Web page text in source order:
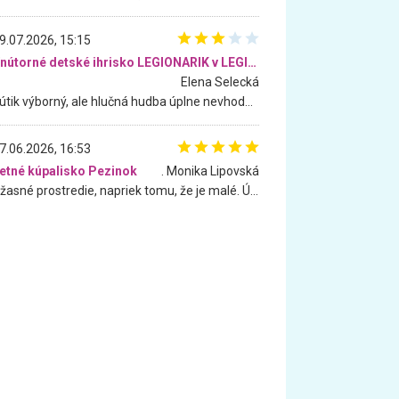
15:15
Vnútorné detské ihrisko LEGIONARIK v LEGIA Fitness
Elena Selecká
16:53
kúpalisko Pezinok
. Monika Lipovská